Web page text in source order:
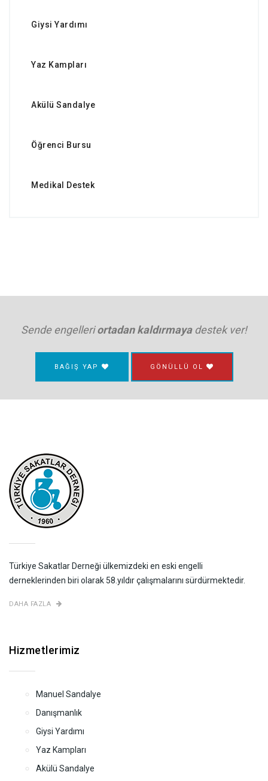
Giysi Yardımı
Yaz Kampları
Akülü Sandalye
Öğrenci Bursu
Medikal Destek
Sende engelleriortadan kaldırmayadestek ver!
BAĞIŞ YAP GÖNÜLLÜ OL
Türkiye Sakatlar Derneği ülkemizdeki en eski engelli
derneklerinden biri olarak 58.yıldır çalışmalarını sürdürmektedir.
DAHA FAZLA
Hizmetlerimiz
Manuel Sandalye
Danışmanlık
Giysi Yardımı
Yaz Kampları
Akülü Sandalye